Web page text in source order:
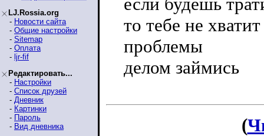
LJ.Rossia.org
- Новости сайта
- Общие настройки
- Sitemap
- Оплата
- ljr-fif
Редактировать...
- Настройки
- Список друзей
- Дневник
- Картинки
- Пароль
- Вид дневника
то тебе не
проблемы
делом займись
(